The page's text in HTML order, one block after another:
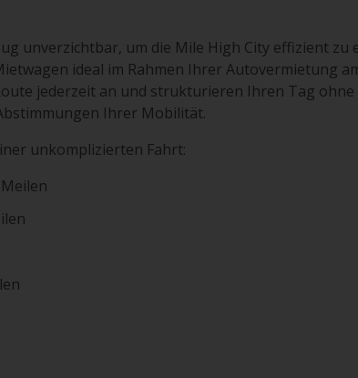
unverzichtbar, um die Mile High City effizient zu
ideal im Rahmen Ihrer Autovermietung
jederzeit an und strukturieren Ihren Tag
Ihrer Mobilität.
unkomplizierten Fahrt: